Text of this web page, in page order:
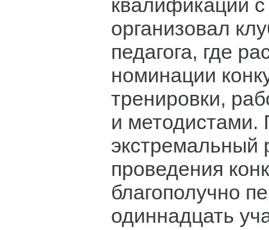
квалификации с
организовал
педагога, где
номинации
тренировки,
и методистами.
экстремальный
проведения
благополучно
одиннадцать